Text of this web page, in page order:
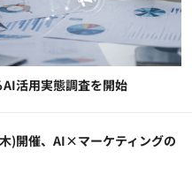
活用実態調査を開始
)開催、AI×マーケティングの